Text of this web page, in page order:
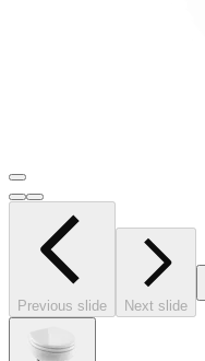
Previous slide Next slide